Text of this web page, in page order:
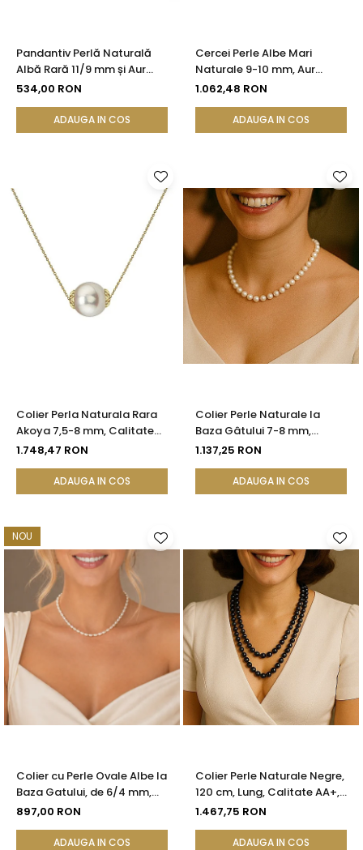
Pandantiv Perlă Naturală
Albă Rară 11/9 mm și Aur
Galben 14K (aur 585) |
534,00 RON
ADAUGA IN COS
Cercei Perle Albe Mari
Naturale 9-10 mm, Aur
Galben 14K, Formă Buton,
1.062,48 RON
ADAUGA IN COS
Colier Perla Naturala Rara
Akoya 7,5-8 mm, Calitate
AAA+, Aur 14K | KASKADDA®
1.748,47 RON
ADAUGA IN COS
Colier Perle Naturale la
Baza Gâtului 7-8 mm,
Închizătoare Aur 14K |
1.137,25 RON
ADAUGA IN COS
NOU
Colier cu Perle Ovale Albe la
Baza Gatului, de 6/4 mm,
Calitate AAA, Aur 14K |
897,00 RON
ADAUGA IN COS
Colier Perle Naturale Negre,
120 cm, Lung, Calitate AA+,
Argint 925 | KASKADDA®
1.467,75 RON
ADAUGA IN COS